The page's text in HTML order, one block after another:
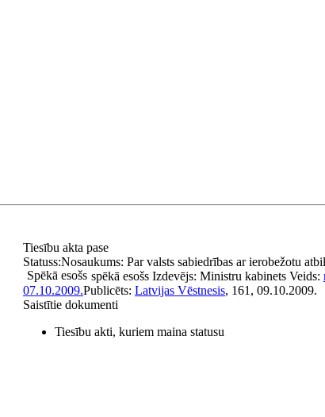
Tiesību akta pase
Nosaukums: Par valsts sabiedrības ar ierobežotu
Statuss:
Spēkā esošs spēkā esošs Izdevējs: Ministru kabinets Veids:
07.10.2009.Publicēts: Latvijas Vēstnesis, 161, 09.10.2009.
Saistītie dokumenti
Tiesību akti, kuriem maina statusu